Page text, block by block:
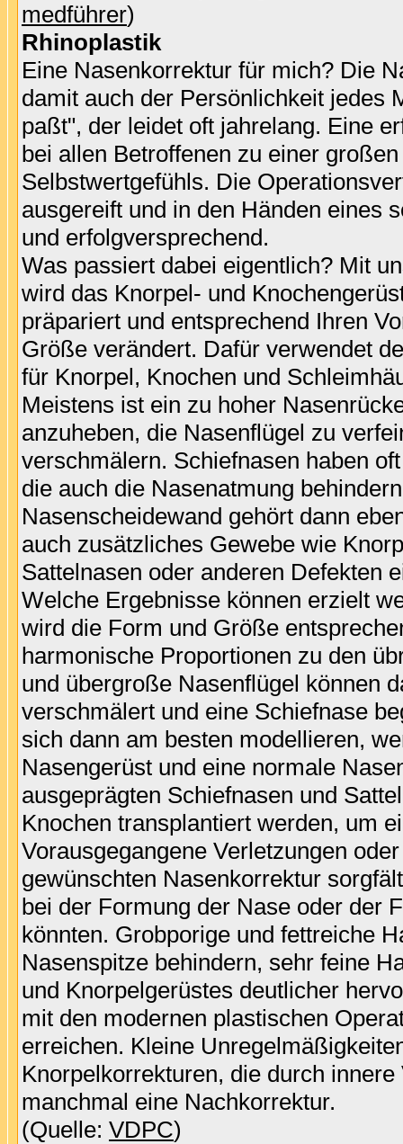
medführer)
Rhinoplastik
Eine Nasenkorrektur für mich? Die
damit auch der Persönlichkeit jedes
paßt", der leidet oft jahrelang. Eine
bei allen Betroffenen zu einer
Selbstwertgefühls. Die
ausgereift und in den Händen eines
und erfolgversprechend.
Was passiert dabei eigentlich? Mit
wird das Knorpel- und
präpariert und entsprechend Ihren
Größe verändert. Dafür verwendet
für Knorpel, Knochen und
Meistens ist ein zu hoher
anzuheben, die Nasenflügel zu
verschmälern. Schiefnasen haben
die auch die Nasenatmung
Nasenscheidewand gehört dann
auch zusätzliches Gewebe wie
Sattelnasen oder anderen Defekten
Welche Ergebnisse können erzielt
wird die Form und Größe
harmonische Proportionen zu den
und übergroße Nasenflügel können
verschmälert und eine Schiefnase
sich dann am besten modellieren,
Nasengerüst und eine normale
ausgeprägten Schiefnasen und
Knochen transplantiert werden, um
Vorausgegangene Verletzungen
gewünschten Nasenkorrektur
bei der Formung der Nase oder der
könnten. Grobporige und fettreiche
Nasenspitze behindern, sehr feine
und Knorpelgerüstes deutlicher
mit den modernen plastischen
erreichen. Kleine
Knorpelkorrekturen, die durch
manchmal eine Nachkorrektur.
(Quelle: VDPC)